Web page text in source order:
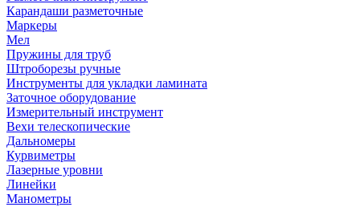
Карандаши разметочные
Маркеры
Мел
Пружины для труб
Штроборезы ручные
Инструменты для укладки ламината
Заточное оборудование
Измерительный инструмент
Вехи телескопические
Дальномеры
Курвиметры
Лазерные уровни
Линейки
Манометры